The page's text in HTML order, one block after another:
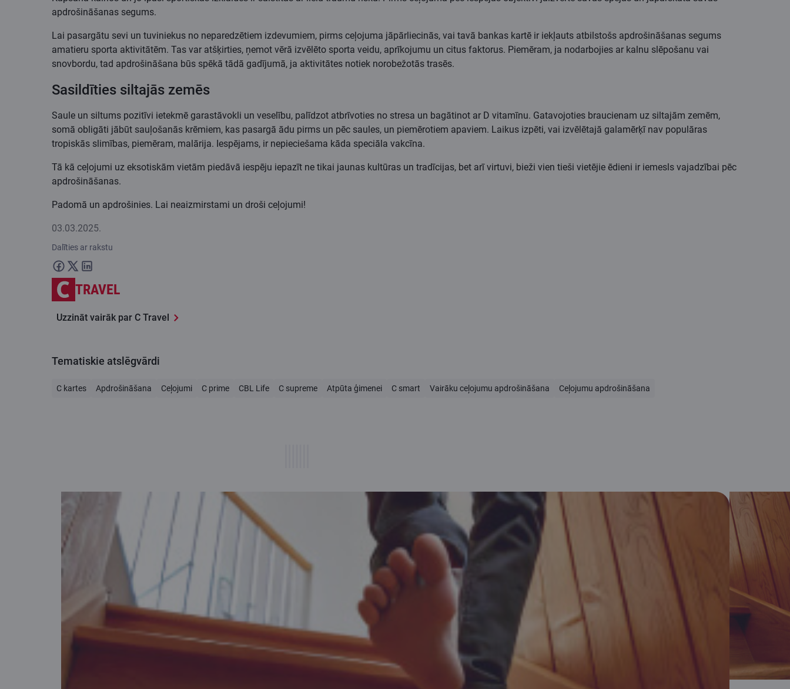
apdrošināšanas segums.
Lai pasargātu sevi un tuviniekus no neparedzētiem izdevumiem, pirms ceļojuma jāpārliecinās, vai tavā bankas kartē ir iekļauts atbilstošs apdrošināšanas segums
amatieru sporta aktivitātēm. Tas var atšķirties, ņemot vērā izvēlēto sporta veidu, aprīkojumu un citus faktorus. Piemēram, ja nodarbojies ar kalnu slēpošanu vai
snovbordu, tad apdrošināšana būs spēkā tādā gadījumā, ja aktivitātes notiek norobežotās trasēs.
Sasildīties siltajās zemēs
Saule un siltums pozitīvi ietekmē garastāvokli un veselību, palīdzot atbrīvoties no stresa un bagātinot ar D vitamīnu. Gatavojoties braucienam uz siltajām zemēm,
somā obligāti jābūt sauļošanās krēmiem, kas pasargā ādu pirms un pēc saules, un piemērotiem apaviem. Laikus izpēti, vai izvēlētajā galamērķī nav populāras
tropiskās slimības, piemēram, malārija. Iespējams, ir nepieciešama kāda speciāla vakcīna.
Tā kā ceļojumi uz eksotiskām vietām piedāvā iespēju iepazīt ne tikai jaunas kultūras un tradīcijas, bet arī virtuvi, bieži vien tieši vietējie ēdieni ir iemesls vajadzībai pēc
apdrošināšanas.
Padomā un apdrošinies. Lai neaizmirstami un droši ceļojumi!
03.03.2025.
TRAVEL
Uzzināt vairāk par C Travel
Dalīties ar rakstu
Tematiskie atslēgvārdi
C kartes Apdrošināšana Ceļojumi C prime CBL Life C supreme Atpūta ģimenei C smart Vairāku ceļojumu apdrošināšana Ceļojumu apdrošināšana